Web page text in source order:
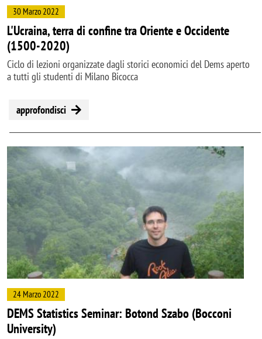
30 Marzo 2022
L'Ucraina, terra di confine tra Oriente e Occidente
(1500-2020)
Ciclo di lezioni organizzate dagli storici economici del Dems aperto
a tutti gli studenti di Milano Bicocca
approfondisci
Image
24 Marzo 2022
DEMS Statistics Seminar: Botond Szabo (Bocconi
University)